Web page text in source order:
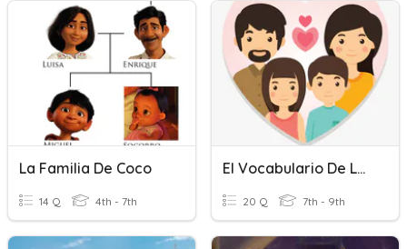
La Familia De Coco
14 Q 4th - 7th
El Vocabulario De La Familia
20 Q 7th - 9th